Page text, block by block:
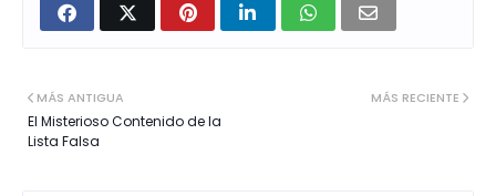
MÁS RECIENTE
MÁS ANTIGUA
El Misterioso Contenido de la
Lista Falsa